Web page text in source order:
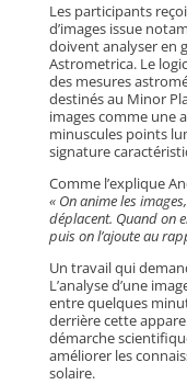
Les participants
d’images issue
doivent analyser en
Astrometrica. Le
des mesures
destinés au Minor
images comme une
minuscules points
signature
Comme l’explique
« On anime les
déplacent. Quand on
puis on l’ajoute au
Un travail qui
L’analyse d’une
entre quelques
derrière cette
démarche
améliorer les
solaire.